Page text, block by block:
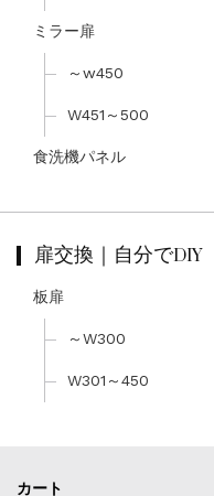
ミラー扉
～w450
W451～500
食洗機パネル
扉交換｜自分でDIY
板扉
～W300
W301～450
カート